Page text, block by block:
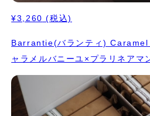
¥3,260 (税込)
Barrantie(バランティ)
ャラメルバニーユ×プラリネアマ